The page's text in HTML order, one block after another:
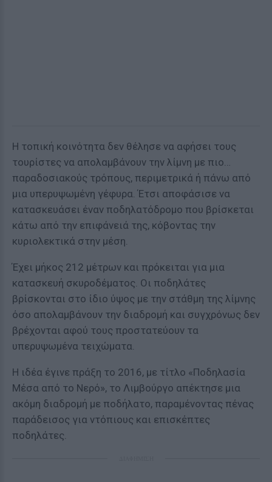
Η τοπική κοινότητα δεν θέλησε να αφήσει τους
τουρίστες να απολαμβάνουν την λίμνη με πιο…
παραδοσιακούς τρόπους, περιμετρικά ή πάνω από
μια υπερυψωμένη γέφυρα. Έτσι αποφάσισε να
κατασκευάσει έναν ποδηλατόδρομο που βρίσκεται
κάτω από την επιφάνειά της, κόβοντας την
κυριολεκτικά στην μέση.
Έχει μήκος 212 μέτρων και πρόκειται για μια
κατασκευή σκυροδέματος. Οι ποδηλάτες
βρίσκονται στο ίδιο ύψος με την στάθμη της λίμνης
όσο απολαμβάνουν την διαδρομή και συγχρόνως δεν
βρέχονται αφού τους προστατεύουν τα
υπερυψωμένα τειχώματα.
Η ιδέα έγινε πράξη το 2016, με τίτλο «Ποδηλασία
Μέσα από το Νερό», το Λιμβούργο απέκτησε μια
ακόμη διαδρομή με ποδήλατο, παραμένοντας πένας
παράδεισος για ντόπιους και επισκέπτες
ποδηλάτες.